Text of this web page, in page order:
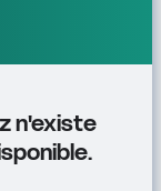
n'existe